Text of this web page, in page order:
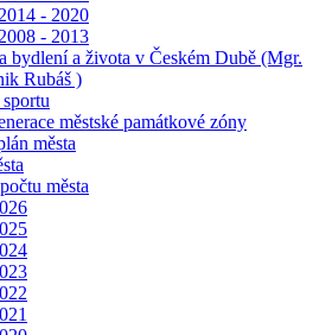
- 2020
- 2013
bydlení a života v Českém Dubě (Mgr.
Rubáš )
městské památkové zóny
města
města